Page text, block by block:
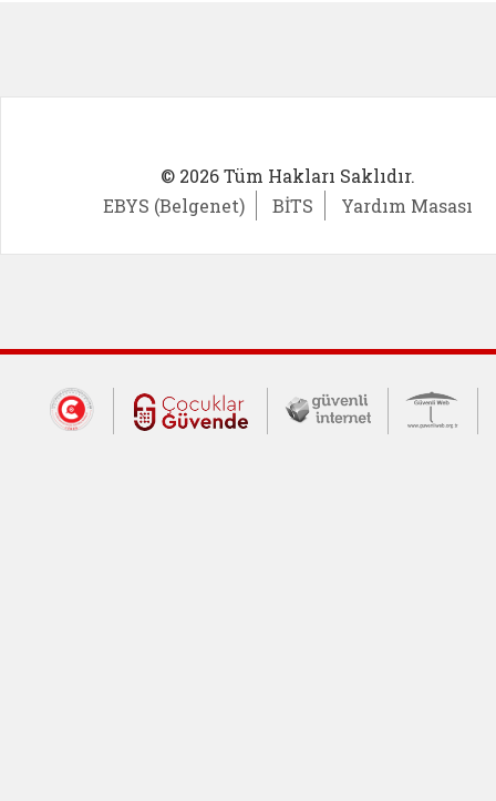
© 2026 Tüm Hakları Saklıdır.
EBYS (Belgenet)
BİTS Yardım Masası
Dış Bağlantılar
Cumhurbaşkanlığı İletişim Merkezi
Çocuklar Güvende (yeni
Güvenli